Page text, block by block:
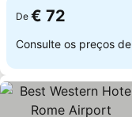
De € 72
Consulte os preços de